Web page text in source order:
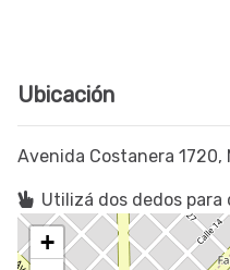
Ubicación
Avenida Costanera 1720,
Utilizá dos dedos para
+